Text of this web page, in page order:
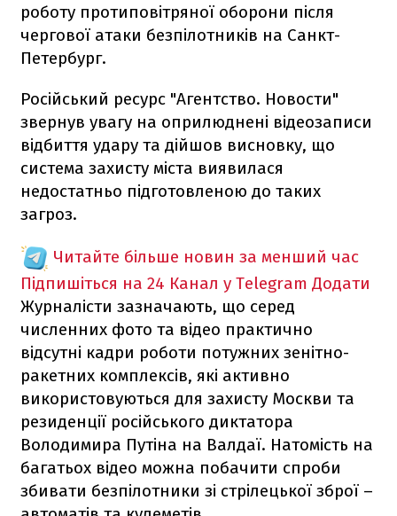
роботу протиповітряної оборони після
чергової атаки безпілотників на Санкт-
Петербург.
Російський ресурс "Агентство. Новости"
звернув увагу на оприлюднені відеозаписи
відбиття удару та дійшов висновку, що
система захисту міста виявилася
недостатньо підготовленою до таких
загроз.
Читайте більше новин за менший час
Підпишіться на 24 Канал у Telegram Додати
Журналісти зазначають, що серед
численних фото та відео практично
відсутні кадри роботи потужних зенітно-
ракетних комплексів, які активно
використовуються для захисту Москви та
резиденції російського диктатора
Володимира Путіна на Валдаї. Натомість на
багатьох відео можна побачити спроби
збивати безпілотники зі стрілецької зброї –